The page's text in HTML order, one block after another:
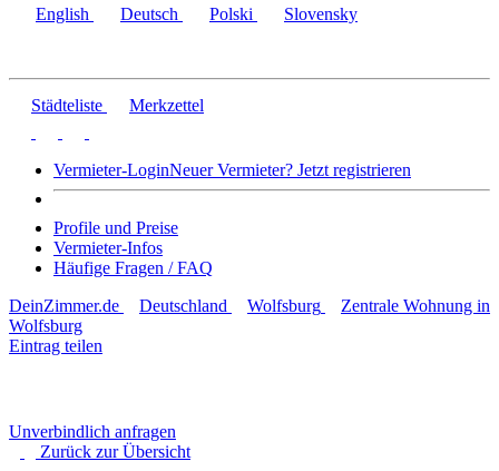
English Deutsch Polski Slovensky
Städteliste Merkzettel
Vermieter-LoginNeuer Vermieter? Jetzt registrieren
Profile und Preise
Vermieter-Infos
Häufige Fragen / FAQ
DeinZimmer.de
Deutschland Wolfsburg
Zentrale Wohnung in
Wolfsburg
Eintrag teilen
Unverbindlich anfragen
Zurück zurÜbersicht